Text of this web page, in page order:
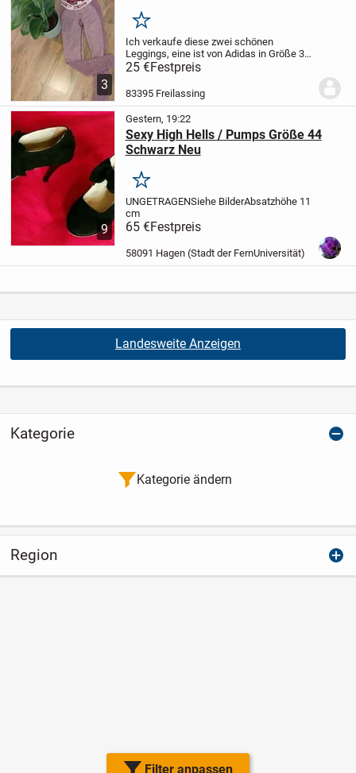
Filter anpassen
3
Merken
Ich verkaufe diese zwei schönen
Leggings, eine ist von Adidas in Größe 36
und ist neu. Und die andere ist von
Gymshark in Größe36.
25 €Festpreis
83395 Freilassing
9
Gestern, 19:22
Sexy High Hells / Pumps Größe 44
Schwarz Neu
Merken
UNGETRAGENSiehe BilderAbsatzhöhe 11
cm
65 €Festpreis
58091 Hagen (Stadt der FernUniversität)
Landesweite Anzeigen
Kategorie
Kategorie ändern
Region